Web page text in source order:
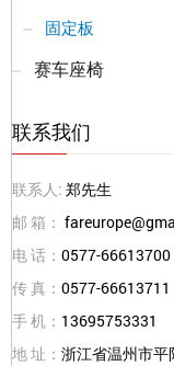
固定板
赛车座椅
联系我们
联系人: 郑先生
邮 箱：
电 话： 0577-66613700
传 真： 0577-66613711
手 机： 13695753331
地 址： 浙江省温州市